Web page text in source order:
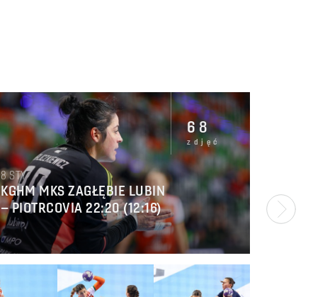
68
zdjęć
8STY
KGHM MKS ZAGŁĘBIE LUBIN
– PIOTRCOVIA 22:20 (12:16)